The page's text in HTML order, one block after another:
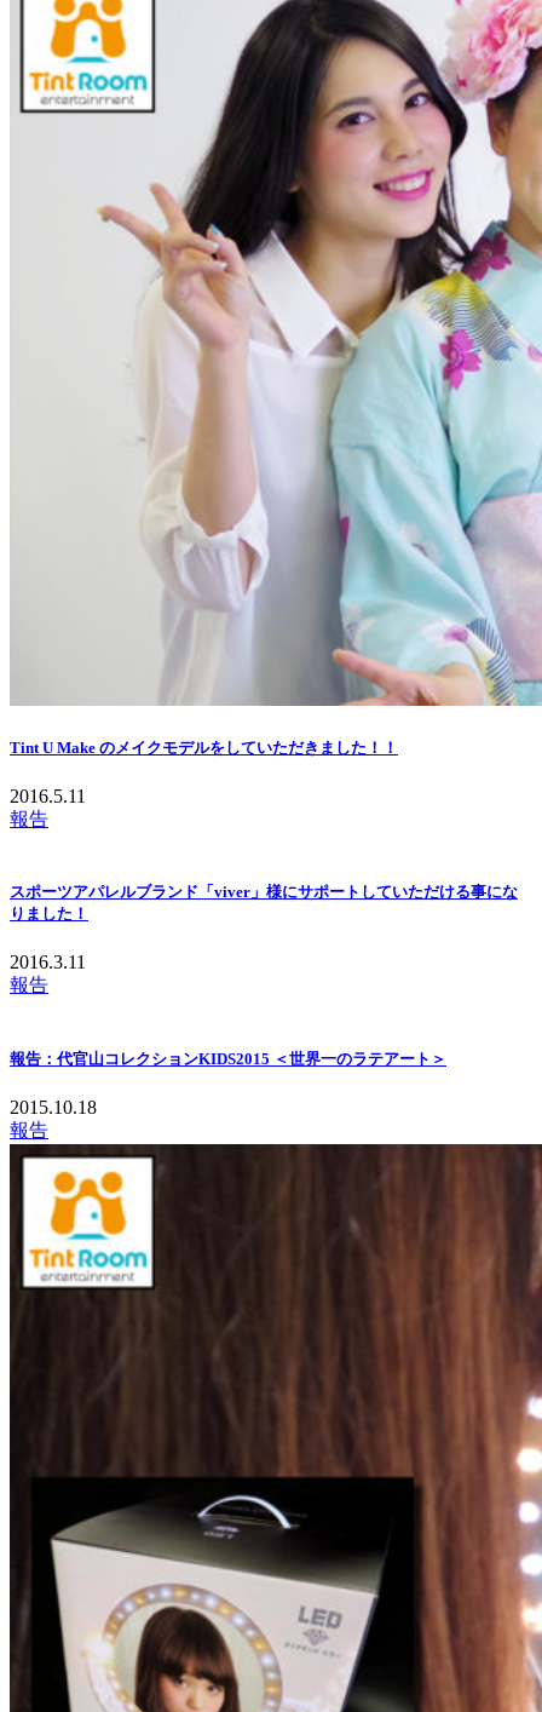
Tint U Make のメイクモデルをしていただきました！！
2016.5.11
報告
スポーツアパレルブランド「viver」様にサポートしていただける事にな
りました！
2016.3.11
報告
報告：代官山コレクションKIDS2015 ＜世界一のラテアート＞
2015.10.18
報告